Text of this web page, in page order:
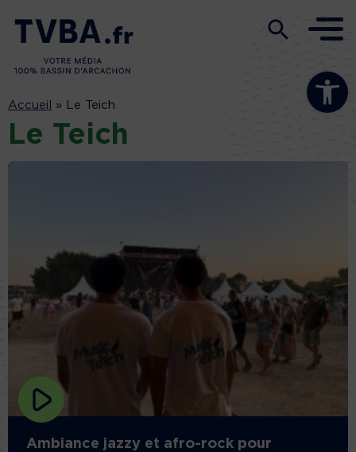
Ouvrir la
Accueil » Le Teich
Le Teich
Ambiance jazzy et afro-rock pour